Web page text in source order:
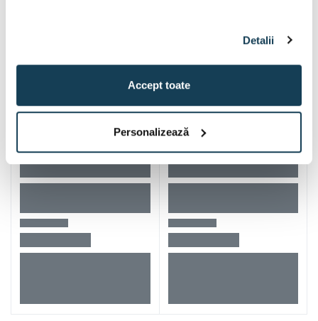
Detalii
Accept toate
Personalizează